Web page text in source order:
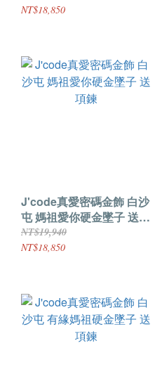
NT$18,850
J'code真愛密碼金飾 白沙
屯 媽祖愛你硬金墜子 送項
鍊
NT$19,940
NT$18,850